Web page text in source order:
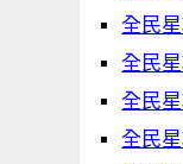
全民
全民
全民
全民